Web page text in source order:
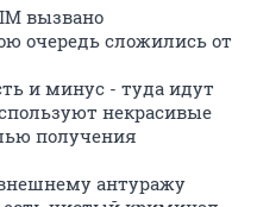
вызвано
очередь сложились от
и минус - туда идут
некрасивые
получения
антуражу